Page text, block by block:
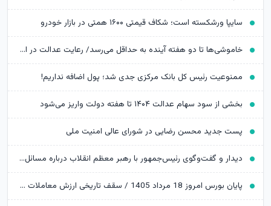
سایپا ورشکسته است؛ شکاف قیمتی ۱۶۰۰ همتی در بازار خودرو
خاموشی‌ها تا دو هفته آینده به حداقل می‌رسد/ رعایت عدالت در اعمال محدودیت‌ها
ممنوعیت رئیس کل بانک مرکزی جدی شد؛ پول اضافه نداریم!
بخشی از سود سهام عدالت ۱۴۰۴ تا هفته دولت واریز می‌شود
پست جدید محسن رضایی در شورای عالی امنیت ملی
دیدار و گفت‌وگوی رئیس‌جمهور با رهبر معظم انقلاب درباره مسائل اقتصادی و نظامی کشور
پایان بورس امروز 18 مرداد 1405 / سقف تاریخی ارزش معاملات خرد شکسته شد